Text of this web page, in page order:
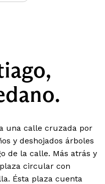
una calle cruzada por
y deshojados árboles
de la calle. Más atrás y
circular con
Ésta plaza cuenta